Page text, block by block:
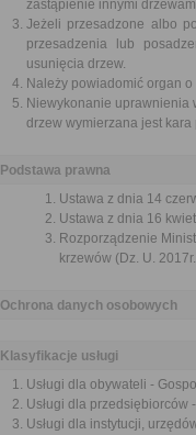
zastąpienie innymi
Jeżeli przesadzone albo
przesadzenia lub
usunięcia drzew.
Należy powiadomić organ
Niewykonanie uprawnienia
drzew wymierzana jest kara
Podstawa prawna
Ustawa z dnia 14
Ustawa z dnia 16
Rozporządzenie
krzewów (Dz. U.
Ochrona danych osobowych
Klasyfikacje usługi
Usługi dla obywateli -
Usługi dla przedsiębiorców
Usługi dla instytucji,